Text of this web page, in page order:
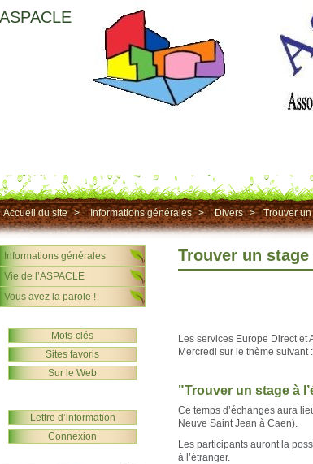
ASPACLE
Accueil du site > Informations générales > Divers > Trouver un
Trouver un stage
Les services Europe Direct
Mercredi sur le thème suivant :
"Trouver un stage à
Ce temps d’échanges aura
Neuve Saint Jean à Caen).
Les participants auront la
à l’étranger.
Informations générales
Vie de l’ASPACLE
Vous avez la parole !
Mots-clés
Sites favoris
Sur le Web
Lettre d’information
Connexion